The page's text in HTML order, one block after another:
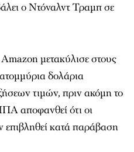
ο Ντόναλντ Τραμπ σε
μετακύλισε στους
δολάρια
τιμών, πριν ακόμη το
αποφανθεί ότι οι
επιβληθεί κατά παράβαση